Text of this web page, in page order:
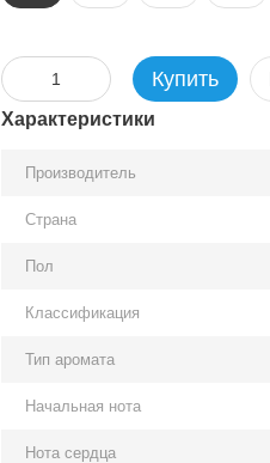
Купить
Характеристики
Производитель
Страна
Пол
Классификация
Тип аромата
Начальная нота
Нота сердца